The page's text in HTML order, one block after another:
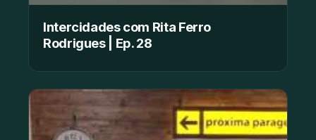
Intercidades com Rita Ferro
Rodrigues | Ep. 28